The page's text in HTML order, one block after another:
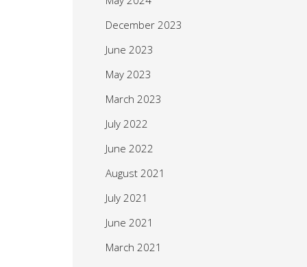
December 2023
June 2023
May 2023
March 2023
July 2022
June 2022
August 2021
July 2021
June 2021
March 2021